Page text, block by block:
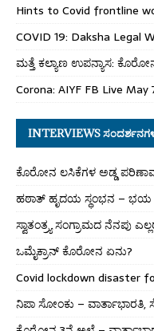
Hints to Covid frontline
COVID 19: Daksha Legal
ಮತ್ತೆ ಕಲ್ಯಾಣ ಉಪನ್ಯಾಸ:
Corona: AIYF FB Live May
INTERVIEWS
ಕೊರೋನ ಲಸಿಕೆಗಳ ಅಡ್ಡ
ಹಠಾತ್ ಹೃದಯ ಸ್ಥಂಭನ – ಭಯ
ಸ್ವಾತಂತ್ರ್ಯ ಸಂಗ್ರಾಮದ ನೆನಪು
ಒಮೈಕ್ರಾನ್ ಕೊರೋನ ಏನು?
Covid lockdown disaster
ನಿಪಾ ಸೋಂಕು – ವಾರ್ತಾಭಾರತಿ,